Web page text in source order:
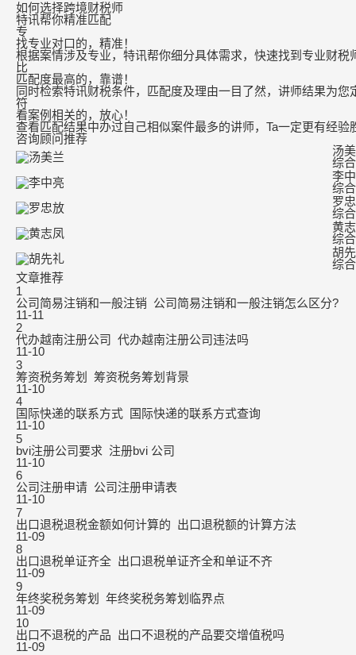
如何选择跨境财税师
特讯帮你精准匹配
专
找专业对口的，精准！
根据案情涉及专业，特讯帮你细分具体需求，快速找到专业财税
比
匹配度最高的，靠谱！
同时检索特讯财税条件，匹配度及理由一目了然，讲师结果为您
符
看案例相关的，放心！
查看匹配结果中办过自己相似案件最多的讲师，Ta一定更有经验
咨询顾问推荐
汤
综
李
综
罗
综
黄
综
胡
综
文章推荐
1
公司简易注销和一般注销_公司简易注销和一般注销怎么区分?
11-11
2
代办越南注册公司_代办越南注册公司违法吗
11-10
3
筹资税务筹划_筹资税务筹划背景
11-10
4
国际快递的联系方式_国际快递的联系方式查询
11-10
5
bvi注册公司要求_注册bvi 公司
11-10
6
公司注册申请_公司注册申请表
11-10
7
出口退税退税金额如何计算的_出口退税额的计算方法
11-09
8
出口退税单证齐全_出口退税单证齐全和单证不齐
11-09
9
年终奖税务筹划_年终奖税务筹划临界点
11-09
10
出口不退税的产品_出口不退税的产品要交增值税吗
11-09